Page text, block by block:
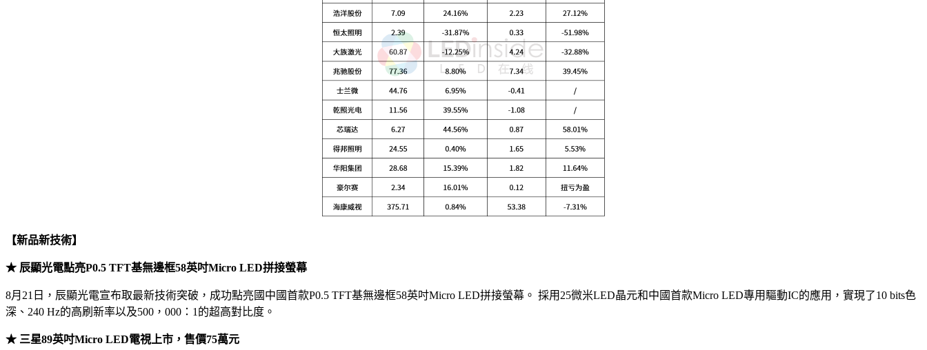
【新品新技術】
★ 辰顯光電點亮P0.5 TFT基無邊框58英吋Micro LED拼接螢幕
8月21日，辰顯光電宣布取最新技術突破，成功點亮國中國首款P0.5 TFT基無邊框58英吋Micro LED拼接螢幕。 採用25微米LED晶元和中國首款Micro LED專用驅動IC的應用，實現了10 bits色
深、240 Hz的高刷新率以及500，000：1的超高對比度。
★ 三星89英吋Micro LED電視上市，售價75萬元